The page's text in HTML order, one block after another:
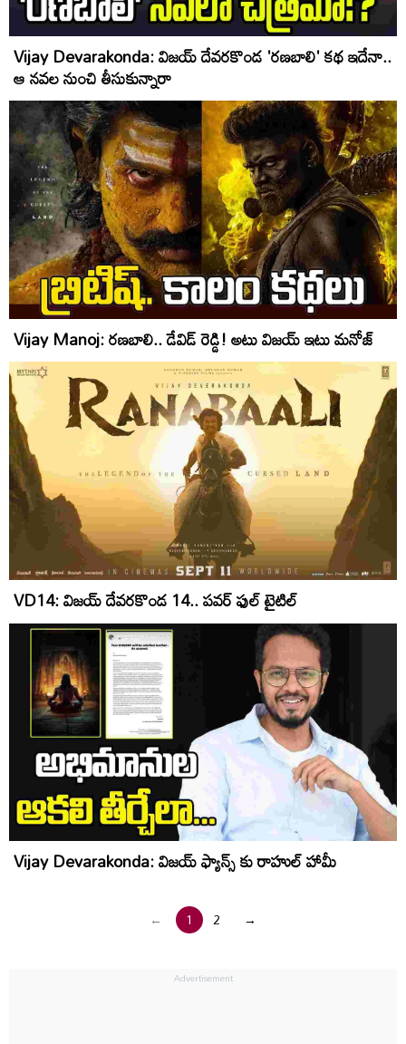
Vijay Devarakonda: విజ‌య్ దేవ‌ర‌కొండ 'రణబాలి' క‌థ ఇదేనా..
ఆ న‌వ‌ల నుంచి తీసుకున్నారా
Vijay Manoj: రణబాలి.. డేవిడ్ రెడ్డి! అటు విజ‌య్ ఇటు మ‌నోజ్‌
VD14: విజయ్ దేవరకొండ 14.. పవర్ ఫుల్ టైటిల్
Vijay Devarakonda: విజయ్ ఫ్యాన్స్ కు రాహుల్ హామీ
← 1 2 →